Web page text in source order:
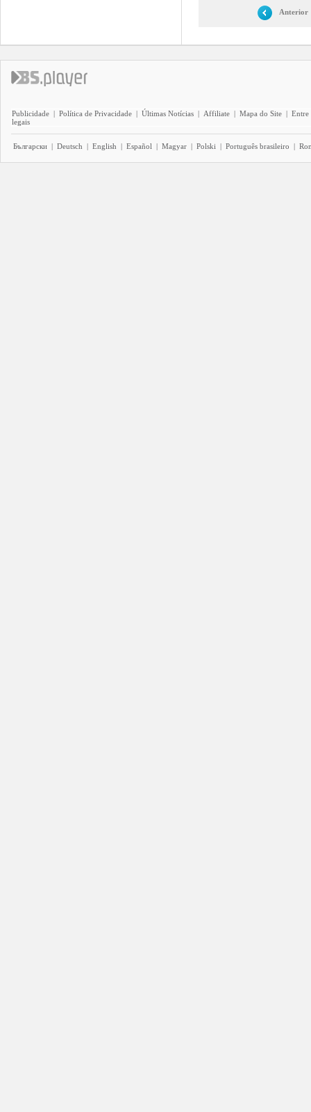
Anterior
Publicidade | Política de Privacidade | Últimas Notícias | Affiliate | Mapa do Site | Entre
legais
Български | Deutsch | English | Español | Magyar | Polski | Português brasileiro |